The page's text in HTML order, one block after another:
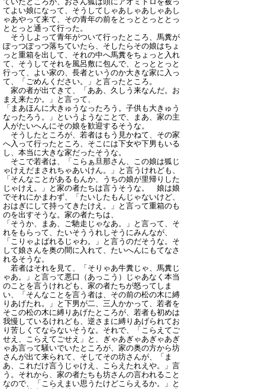
てよい娘になって、そうしてしゃあしゃあしゃあし
ゃあやって来て、その青年の前をとっととっととっ
ととっと通って行った。
そうしよって青年がついて行ったところ、馬糞が
ぽっつぽっつ落ちていたら、そしたらその娘はちょ
っと重箱を出して、それの中へ馬糞をちょっと入れ
て、そうしてそれを風呂敷に包んで、とっととっと
行って、よい家の、長者というのか大きな家に入っ
て、「ごめんください。」と言ったところ。
家の者が出てきて、「ああ、久しう来なんだ。お
まえ来たか。」と言って、
「まあほんに大きゅうなったろう。子供も大きゅう
なったろう。」というようなことで、まあ、家の主
人がたいへんにその娘を歓迎するそうな。
そうしたところが、若者はもう見かねて、その家
へ入って行ったところ、そこには下女や下男もいる
し、本当に大きな家だったそうな。
そこで若者は、「こらぁ旦那さん、この娘は狐じ
ゃけえだまされちゃあいけん。」と言うけれども、
「そんなことがあるもんか、うちの娘が里帰りした
じゃけえ。」と家の者たちは言うそうな。 娘は娘
でそれにかまわず、「たいしたもんじゃないけど、
おはぎにして持ってきたけえ。」と言って重箱のも
のを出すそうな。家の者たちは、
「そうか、まあ、ご馳走じゃなあ。」と言って、そ
れをもらって、たいそううれしそうにみんなが、
「こりゃよばれるじゃわ。」と言うのだそうな。そ
して娘さんを奥の間に入れて、たいへんにもてなさ
れるそうな。
若者はそれを見て、「そりゃあ牛糞じゃ、馬糞じ
ゃあ。」と言って悪口（あっこう）じゃあなく本当
のことを言うけれども、家の者たちが怒ってしま
い、「そんなことを言う者は、その前の松の木に縛
りあげたれ。」と下男が二、三人かかって、若者を
そこの松の木に縛りあげたところが、若者も初めは
我慢しているけれども、逆さまに縛りあげられてお
り苦しくてならないそうな。それで、「こらえてご
せえ、こらえてごせえ」と、ぎゃあぎゃあぎゃあぎ
ゃあ言って騒いでいたところが、家の奥の方から坊
さんが出て来られて、そしてその坊さんが、「ま
あ、これだけ言うじゃけえ、こらえたれえや。」言
う。それから、家の者たちも坊さんの言われること
なので、「こらえまい思うたけどこらえるか。」と